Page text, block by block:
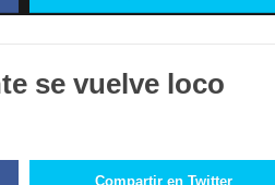
se vuelve loco
Compartir en Twitter